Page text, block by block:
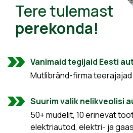
Tere tulemast
perekonda!
Vanimaid tegijaid Eesti
Mutlibränd-firma
Suurim valik nelikveolisi
50+ mudelit, 10 erinevat
elektriautod, elektri- ja